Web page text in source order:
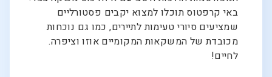
באי קרפטוס תוכלו למצוא יקבים פסטורליים
שמציעים סיורי טעימות לתיירים, כמו גם נוכחות
מכובדת של המשקאות המקומיים אוזו וציפרה.
לחיים!